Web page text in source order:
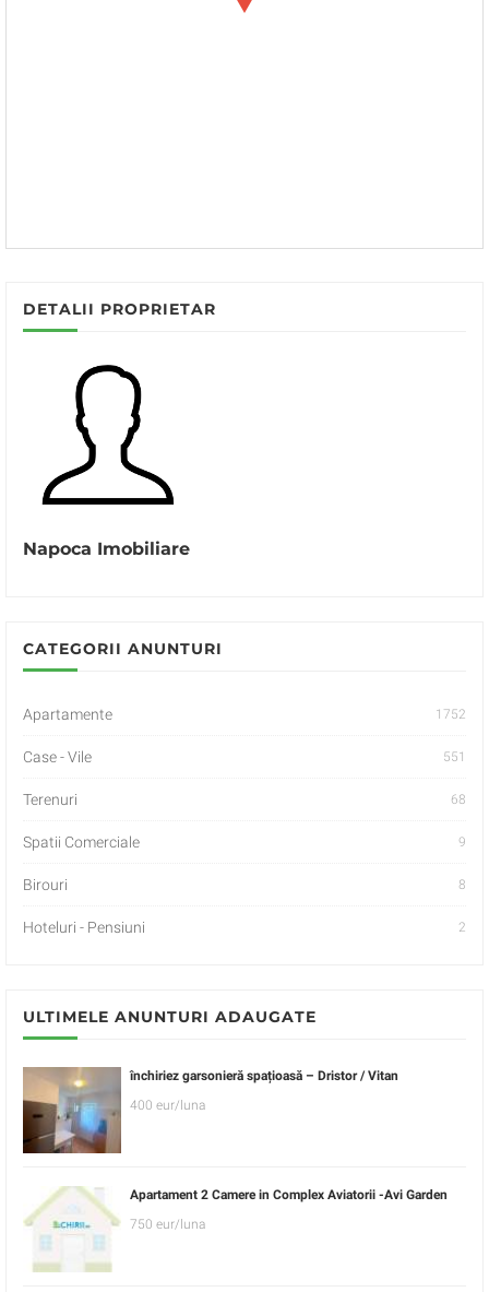
DETALII PROPRIETAR
Napoca Imobiliare
CATEGORII ANUNTURI
Apartamente 1752
Case - Vile 551
Terenuri 68
Spatii Comerciale 9
Birouri 8
Hoteluri - Pensiuni 2
ULTIMELE ANUNTURI ADAUGATE
închiriez garsonieră spațioasă – Dristor / Vitan
400 eur/luna
Apartament 2 Camere in Complex Aviatorii -Avi Garden
750 eur/luna